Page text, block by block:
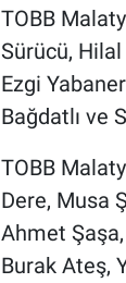
TOBB
Sürücü, Hilal
Ezgi
Bağdatlı ve
TOBB
Dere, Musa
Ahmet
Burak Ateş,